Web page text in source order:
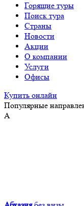
Горящие туры
Поиск тура
Страны
Новости
Акции
О компании
Услуги
Офисы
Купить онлайн
Популярные
А